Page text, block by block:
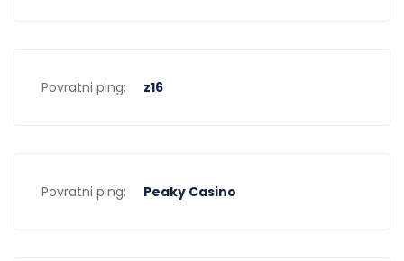
Povratni ping: z16
Povratni ping: Peaky Casino